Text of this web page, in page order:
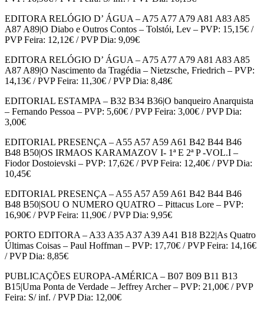
EDITORA RELÓGIO D’ ÁGUA – A75 A77 A79 A81 A83 A85
A87 A89|O Diabo e Outros Contos – Tolstói, Lev – PVP: 15,15€ /
PVP Feira: 12,12€ / PVP Dia: 9,09€
EDITORA RELÓGIO D’ ÁGUA – A75 A77 A79 A81 A83 A85
A87 A89|O Nascimento da Tragédia – Nietzsche, Friedrich – PVP:
14,13€ / PVP Feira: 11,30€ / PVP Dia: 8,48€
EDITORIAL ESTAMPA – B32 B34 B36|O banqueiro Anarquista
– Fernando Pessoa – PVP: 5,60€ / PVP Feira: 3,00€ / PVP Dia:
3,00€
EDITORIAL PRESENÇA – A55 A57 A59 A61 B42 B44 B46
B48 B50|OS IRMAOS KARAMAZOV I- 1ª E 2ª P -VOL.I –
Fiodor Dostoievski – PVP: 17,62€ / PVP Feira: 12,40€ / PVP Dia:
10,45€
EDITORIAL PRESENÇA – A55 A57 A59 A61 B42 B44 B46
B48 B50|SOU O NUMERO QUATRO – Pittacus Lore – PVP:
16,90€ / PVP Feira: 11,90€ / PVP Dia: 9,95€
PORTO EDITORA – A33 A35 A37 A39 A41 B18 B22|As Quatro
Últimas Coisas – Paul Hoffman – PVP: 17,70€ / PVP Feira: 14,16€
/ PVP Dia: 8,85€
PUBLICAÇÕES EUROPA-AMÉRICA – B07 B09 B11 B13
B15|Uma Ponta de Verdade – Jeffrey Archer – PVP: 21,00€ / PVP
Feira: S/ inf. / PVP Dia: 12,00€